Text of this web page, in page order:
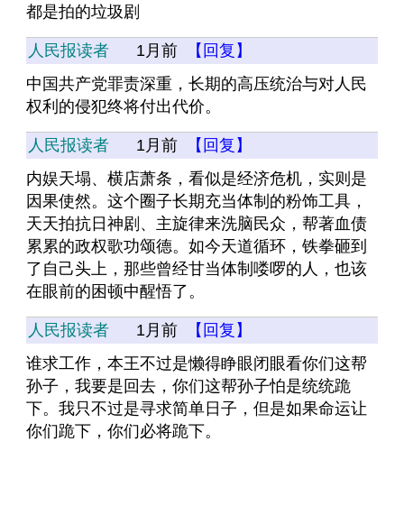
都是拍的垃圾剧
人民报读者 1月前
【回复】
中国共产党罪责深重，长期的高压统治与对人民
权利的侵犯终将付出代价。
人民报读者 1月前
【回复】
内娱天塌、横店萧条，看似是经济危机，实则是
因果使然。这个圈子长期充当体制的粉饰工具，
天天拍抗日神剧、主旋律来洗脑民众，帮著血债
累累的政权歌功颂德。如今天道循环，铁拳砸到
了自己头上，那些曾经甘当体制喽啰的人，也该
在眼前的困顿中醒悟了。
人民报读者 1月前
【回复】
谁求工作，本王不过是懒得睁眼闭眼看你们这帮
孙子，我要是回去，你们这帮孙子怕是统统跪
下。我只不过是寻求简单日子，但是如果命运让
你们跪下，你们必将跪下。